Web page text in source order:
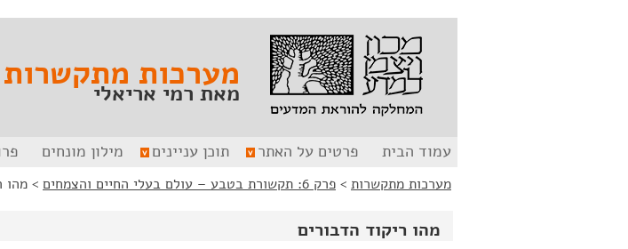
מערכות מתקשרות
מאת רמי אריאלי
עמוד הבית פרטים על האתר תוכן עניינים מילון מונחים
מערכות מתקשרות > פרק 6: תקשורת בטבע – עולם בעלי החיים והצמחים > מהו
מהו ריקוד הדבורים